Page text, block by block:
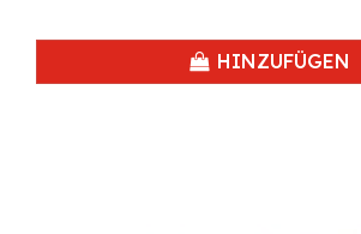
HINZUFÜGEN